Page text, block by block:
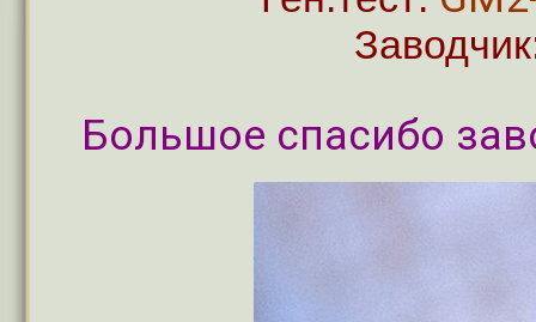
Большое спасибо